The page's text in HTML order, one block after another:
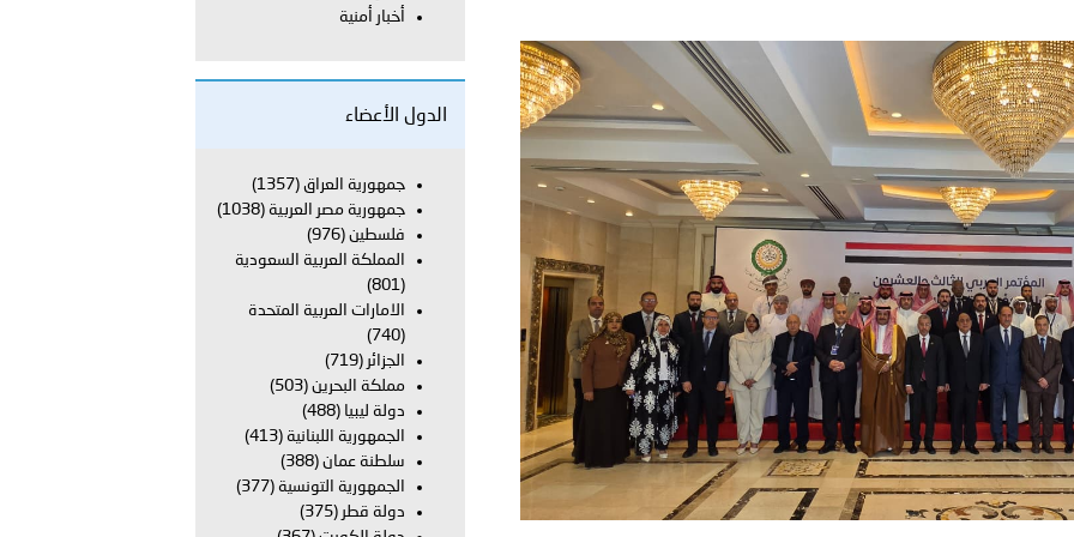
في المجالات الأكاديمية والتدريبية، والتوعية والإرشاد المجتمعي..
الإمارات ـ 1448/02/22هـ ــ الموافق 2026/08/05 م - شرطة أبوظبي تحذر من زيادة عدد الركاب في المركبات حفاظًا على سلامة
الإمارات ـ 1448/02/22هـ ــ الموافق 2026/08/05 م - شرطة أبوظبي تطلع وفد الشرطة الإيطالية على منظومتي التأهيل الشرطي
الإمارات ـ 1448/02/22هـ ــ الموافق 2026/08/05 م - شرطة أبوظبي تنظم حملة للتبرع بالدم في منطقة الظفرة تعزيزا للمسؤولية
الكويت ـ 1448/02/22هـ ــ الموافق 2026/08/05 م - بمناسبة صدور المرسومين الأميريين معالي النائب الأول لرئيس مجلس الوزراء
بتعيين اللواء حمد أحمد المنيفي وكيل وزارة مساعد لشؤون الأمن العام..
أخبار أمنية
الدول الأعضاء
جمهورية العراق (1357)
جمهورية مصر العربية (1038)
فلسطين(976)
المملكة العربية السعودية
(801)
الامارات العربية المتحدة
(740)
الجزائر (719)
مملكة البحرين (503)
دولة ليبيا (488)
الجمهورية اللبنانية (413)
سلطنة عمان (388)
الجمهورية التونسية (377)
دولة قطر (375)